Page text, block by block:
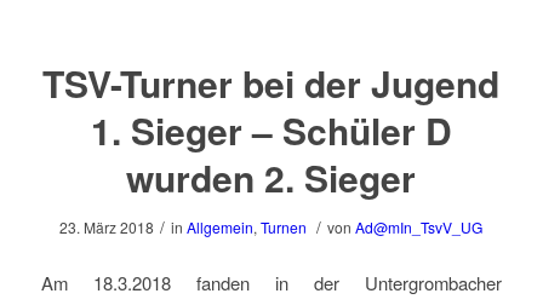
TSV-Turner bei der Jugend
1. Sieger – Schüler D
wurden 2. Sieger
23. März 2018 / inAllgemein,Turnen / vonAd@mIn_TsvV_UG
Am 18.3.2018 fanden in der Untergrombacher